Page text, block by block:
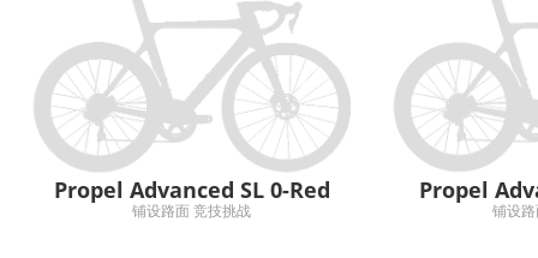
Propel Advanced SL 0-Red
铺设路面 竞技挑战
Propel
铺设